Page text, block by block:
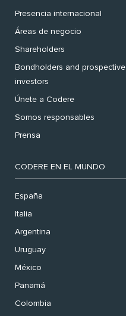
Presencia internacional
Áreas de negocio
Shareholders
Bondholders and prospective
investors
Únete a Codere
Somos responsables
Prensa
CODERE EN EL MUNDO
España
Italia
Argentina
Uruguay
México
Panamá
Colombia